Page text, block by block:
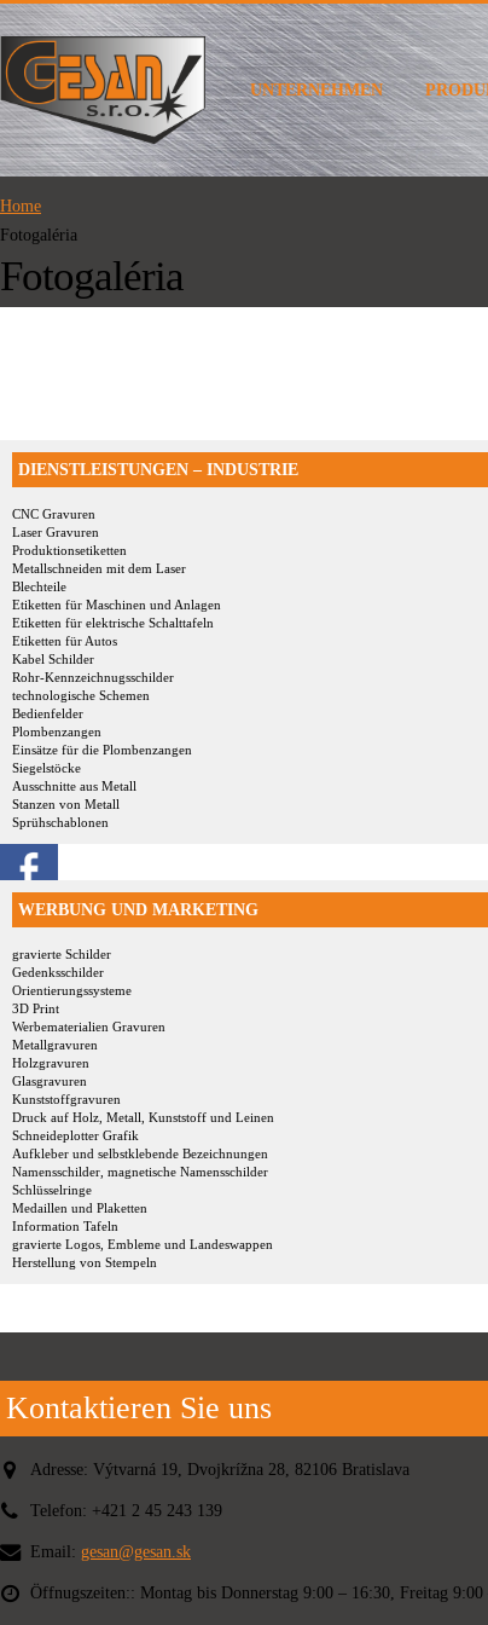
UNTERNEHMEN
Home
Fotogaléria
Fotogaléria
DIENSTLEISTUNGEN – INDUSTRIE
CNC Gravuren
Laser Gravuren
Produktionsetiketten
Metallschneiden mit dem Laser
Blechteile
Etiketten für Maschinen und Anlagen
Etiketten für elektrische Schalttafeln
Etiketten für Autos
Kabel Schilder
Rohr-Kennzeichnugsschilder
technologische Schemen
Bedienfelder
Plombenzangen
Einsätze für die Plombenzangen
Siegelstöcke
Ausschnitte aus Metall
Stanzen von Metall
Sprühschablonen
WERBUNG UND MARKETING
gravierte Schilder
Gedenksschilder
Orientierungssysteme
3D Print
Werbematerialien Gravuren
Metallgravuren
Holzgravuren
Glasgravuren
Kunststoffgravuren
Druck auf Holz, Metall, Kunststoff und Leinen
Schneideplotter Grafik
Aufkleber und selbstklebende Bezeichnungen
Namensschilder, magnetische Namensschilder
Schlüsselringe
Medaillen und Plaketten
Information Tafeln
gravierte Logos, Embleme und Landeswappen
Herstellung von Stempeln
Kontaktieren Sie uns
Adresse: Výtvarná 19, Dvojkrížna 28, 82106 Bratislava
Telefon: +421 2 45 243 139
Email: gesan@gesan.sk
Öffnugszeiten:: Montag bis Donnerstag 9:00 – 16:30, Freitag 9:00